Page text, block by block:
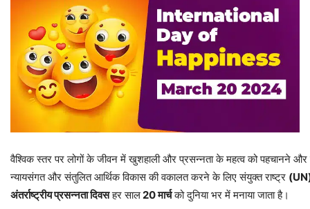
वैश्विक स्तर पर लोगों के जीवन में खुशहाली और प्रसन्नता के महत्व को पहचानने और
न्यायसंगत और संतुलित आर्थिक विकास की वकालत करने के लिए संयुक्त राष्ट्र
अंतर्राष्ट्रीयप्रसन्नतादिवसहर साल20मार्चको दुनिया भर में मनाया जाता है।